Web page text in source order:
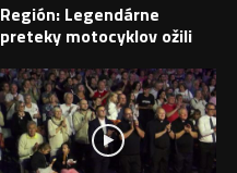
Región: Legendárne
preteky motocyklov ožili